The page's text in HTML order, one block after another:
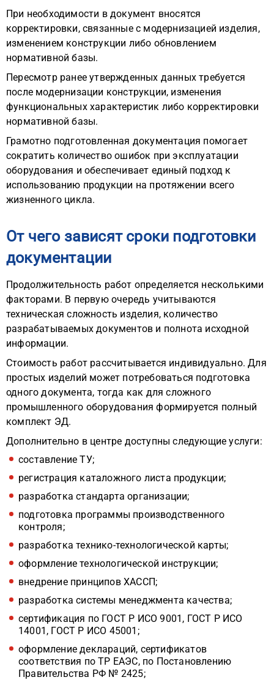
При необходимости в документ вносятся
корректировки, связанные с модернизацией изделия,
изменением конструкции либо обновлением
нормативной базы.
Пересмотр ранее утвержденных данных требуется
после модернизации конструкции, изменения
функциональных характеристик либо корректировки
нормативной базы.
Грамотно подготовленная документация помогает
сократить количество ошибок при эксплуатации
оборудования и обеспечивает единый подход к
использованию продукции на протяжении всего
жизненного цикла.
От чего зависят сроки подготовки
документации
Продолжительность работ определяется несколькими
факторами. В первую очередь учитываются
техническая сложность изделия, количество
разрабатываемых документов и полнота исходной
информации.
Стоимость работ рассчитывается индивидуально. Для
простых изделий может потребоваться подготовка
одного документа, тогда как для сложного
промышленного оборудования формируется полный
комплект ЭД.
Дополнительно в центре доступны следующие услуги:
составление ТУ;
регистрация каталожного листа продукции;
разработка стандарта организации;
подготовка программы производственного
контроля;
разработка технико-технологической карты;
оформление технологической инструкции;
внедрение принципов ХАССП;
разработка системы менеджмента качества;
сертификация по ГОСТ Р ИСО 9001, ГОСТ Р ИСО
14001, ГОСТ Р ИСО 45001;
оформление деклараций, сертификатов
соответствия по ТР ЕАЭС, по Постановлению
Правительства РФ № 2425;